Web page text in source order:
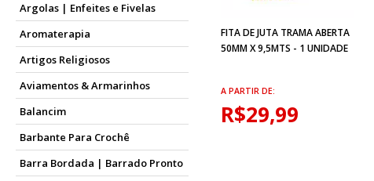
Argolas | Enfeites e Fivelas
Aromaterapia
Artigos Religiosos
Aviamentos & Armarinhos
Balancim
Barbante Para Crochê
Barra Bordada | Barrado Pronto
FITA DE JUTA TRAMA ABERTA
50MM X 9,5MTS - 1 UNIDADE
A PARTIR DE:
R$29,99